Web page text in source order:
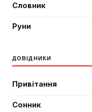
Словник
Руни
ДОВІДНИКИ
Привітання
Сонник